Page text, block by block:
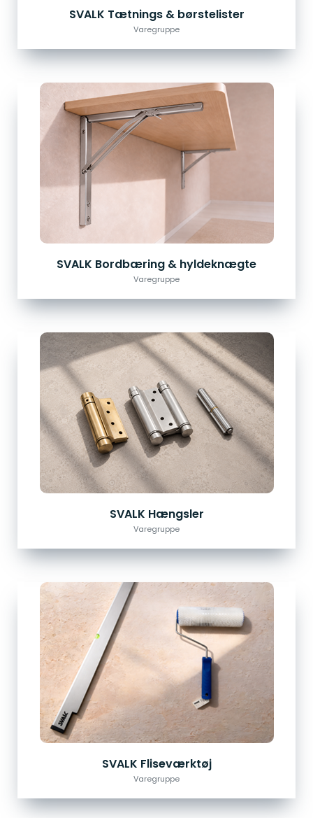
SVALK Tætnings & børstelister
Varegruppe
SVALK Bordbæring & hyldeknægte
Varegruppe
SVALK Hængsler
Varegruppe
SVALK Fliseværktøj
Varegruppe